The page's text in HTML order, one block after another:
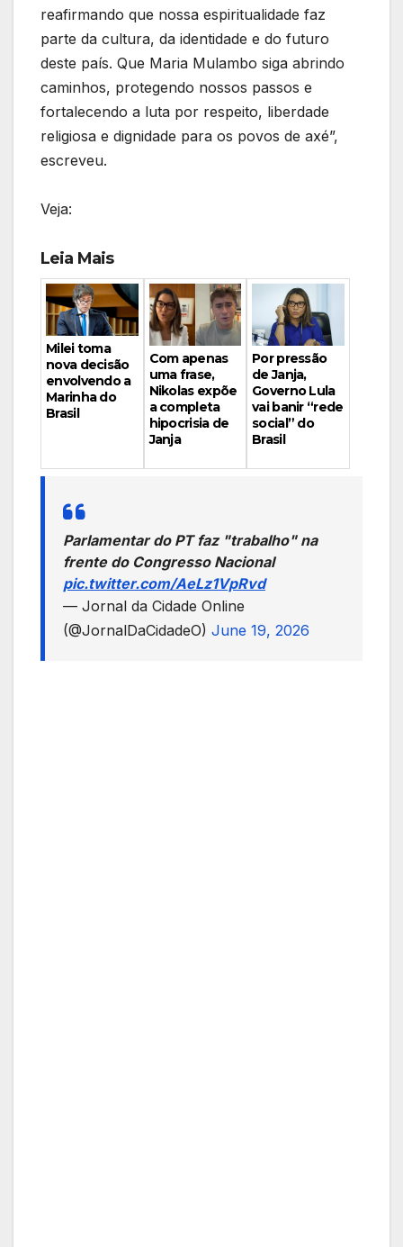
reafirmando que nossa espiritualidade faz
parte da cultura, da identidade e do futuro
deste país. Que Maria Mulambo siga abrindo
caminhos, protegendo nossos passos e
fortalecendo a luta por respeito, liberdade
religiosa e dignidade para os povos de axé”,
escreveu.
Veja:
Leia Mais
Milei toma
nova decisão
envolvendo a
Marinha do
Brasil
Com apenas
uma frase,
Nikolas expõe
a completa
hipocrisia de
Janja
Por pressão
de Janja,
Governo Lula
vai banir “rede
social” do
Brasil
Parlamentar do PT faz "trabalho" na
frente do Congresso Nacional
pic.twitter.com/AeLz1VpRvd
— Jornal da Cidade Online
(@JornalDaCidadeO) June 19, 2026